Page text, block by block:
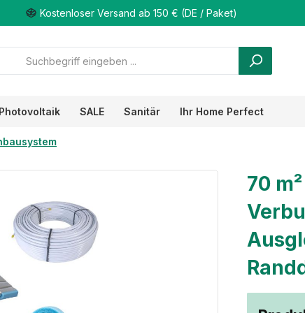
Kostenloser Versand ab 150 € (DE / Paket)
Photovoltaik SALE Sanitär Ihr Home Perfect
70